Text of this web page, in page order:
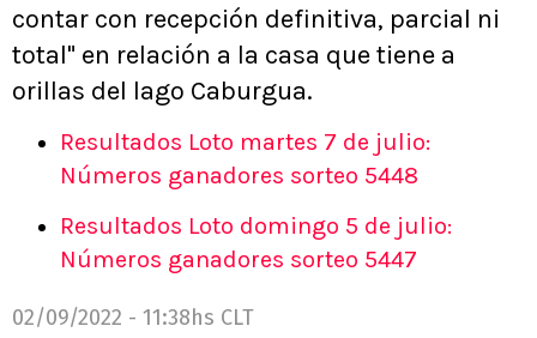
contar con recepción definitiva, parcial ni
total" en relación a la casa que tiene a
orillas del lago Caburgua.
Resultados Loto martes 7 de julio:
Números ganadores sorteo 5448
Resultados Loto domingo 5 de julio:
Números ganadores sorteo 5447
02/09/2022 - 11:38hs CLT